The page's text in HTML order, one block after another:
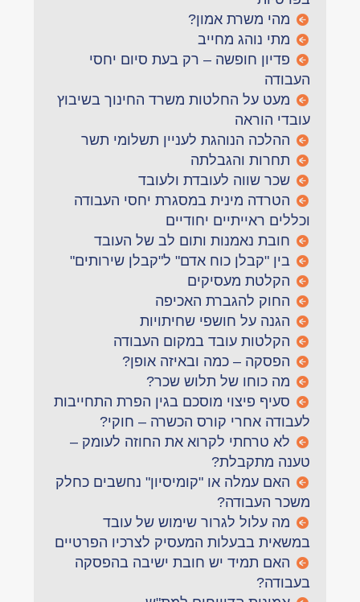
מהי משרת אמון?
מתי נוהג מחייב
פדיון חופשה – רק בעת סיום יחסי
העבודה
מעט על החלטות משרד החינוך בשיבוץ
עובדי הוראה
ההלכה הנוהגת לעניין תשלומי תשר
תחרות והגבלתה
שכר שווה לעובדת ולעובד
הטרדה מינית במסגרת יחסי העבודה
וכללים ראייתיים יחודיים
חובת נאמנות ותום לב של העובד
בין "קבלן כוח אדם" ל"קבלן שירותים"
הקלטת מעסיקים
החוק להגברת האכיפה
הגנה על חושפי שחיתויות
הקלטות עובד במקום העבודה
הפסקה – כמה ובאיזה אופן?
מה כוחו של תלוש שכר?
סעיף פיצוי מוסכם בגין הפרת התחייבות
לעבודה אחרי קורס הכשרה – חוקי?
לא טרחתי לקרוא את החוזה לעומק –
טענה מתקבלת?
האם עמלה או "קומיסיון" נחשבים כחלק
משכר העבודה?
מה עלול לגרור שימוש של עובד
במשאית בבעלות המעסיק לצרכיו הפרטיים
האם תמיד יש חובת ישיבה בהפסקה
בעבודה?